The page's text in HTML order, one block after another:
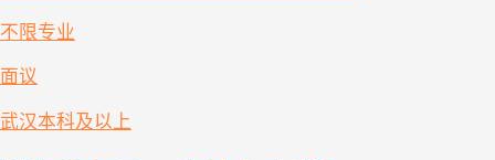
不限专业
面议
武汉本科及以上